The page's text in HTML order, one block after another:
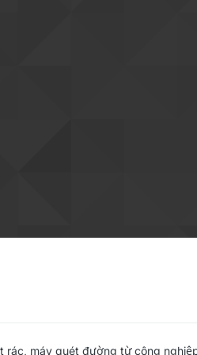
rác, máy quét đường từ công